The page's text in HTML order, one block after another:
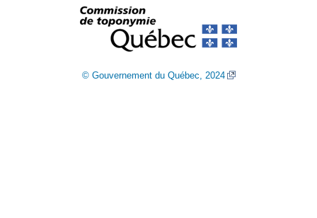
© Gouvernement du Québec, 2024